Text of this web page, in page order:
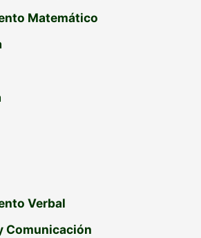
Matemático
Verbal
Comunicación